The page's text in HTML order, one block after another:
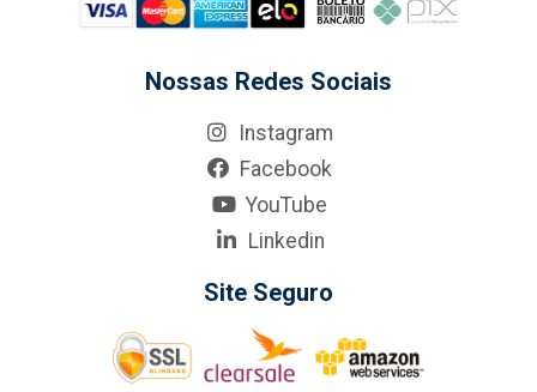
Nossas Redes Sociais
Instagram
Facebook
YouTube
Linkedin
Site Seguro